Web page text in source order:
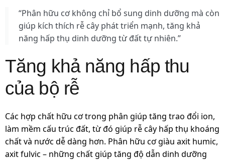
“Phân hữu cơ không chỉ bổ sung dinh dưỡng mà còn
giúp kích thích rễ cây phát triển mạnh, tăng khả
năng hấp thụ dinh dưỡng từ đất tự nhiên.”
Tăng khả năng hấp thu
của bộ rễ
Các hợp chất hữu cơ trong phân giúp tăng trao đổi ion,
làm mềm cấu trúc đất, từ đó giúp rễ cây hấp thụ khoáng
chất và nước dễ dàng hơn. Phân hữu cơ giàu axit humic,
axit fulvic – những chất giúp tăng độ dẫn dinh dưỡng